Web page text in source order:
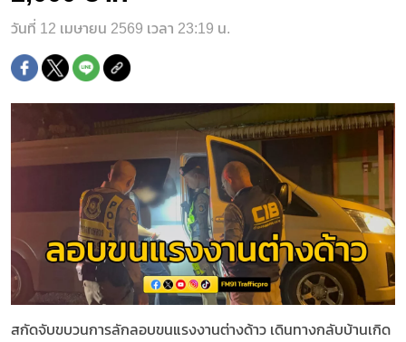
วันที่ 12 เมษายน 2569 เวลา 23:19 น.
สกัดจับขบวนการลักลอบขนแรงงานต่างด้าว เดินทางกลับบ้านเกิด